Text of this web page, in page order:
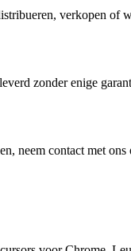
verkopen
zonder enige
neem contact met ons